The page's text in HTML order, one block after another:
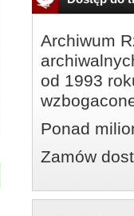
Archiwum
od 1993
Ponad
Zamów